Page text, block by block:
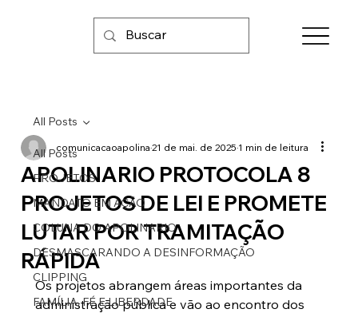
All Posts
PROJETOS
MANDATO EM AÇÃO
COLUNA DO APOLINARIO
DESMASCARANDO A DESINFORMAÇÃO
CLIPPING
FAMÍLIA, FÉ E LIBERDADE
All Posts
APOLINARIO PROTOCOLA 8
PROJETOS DE LEI E PROMETE
LUTAR POR TRAMITAÇÃO
RÁPIDA
comunicacaoapolina21 de mai. de 20251 min de leitura
Os projetos abrangem áreas importantes da
administração pública e vão ao encontro dos